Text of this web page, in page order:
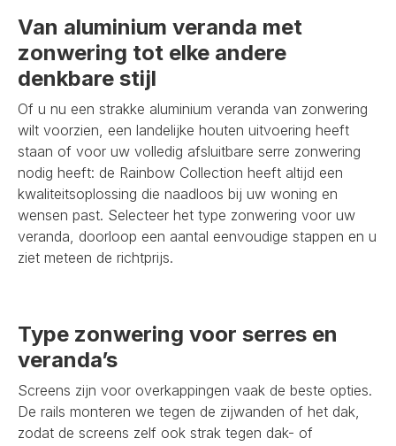
Van aluminium veranda met
zonwering tot elke andere
denkbare stijl
Of u nu een strakke aluminium veranda van zonwering
wilt voorzien, een landelijke houten uitvoering heeft
staan of voor uw volledig afsluitbare serre zonwering
nodig heeft: de Rainbow Collection heeft altijd een
kwaliteitsoplossing die naadloos bij uw woning en
wensen past. Selecteer het type zonwering voor uw
veranda, doorloop een aantal eenvoudige stappen en u
ziet meteen de richtprijs.
Type zonwering voor serres en
veranda’s
Screens zijn voor overkappingen vaak de beste opties.
De rails monteren we tegen de zijwanden of het dak,
zodat de screens zelf ook strak tegen dak- of